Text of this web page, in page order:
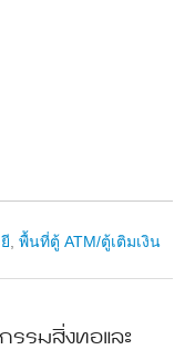
พื้นที่ตู้ ATM/ตู้เติมเงิน
รมสิ่งทอและ